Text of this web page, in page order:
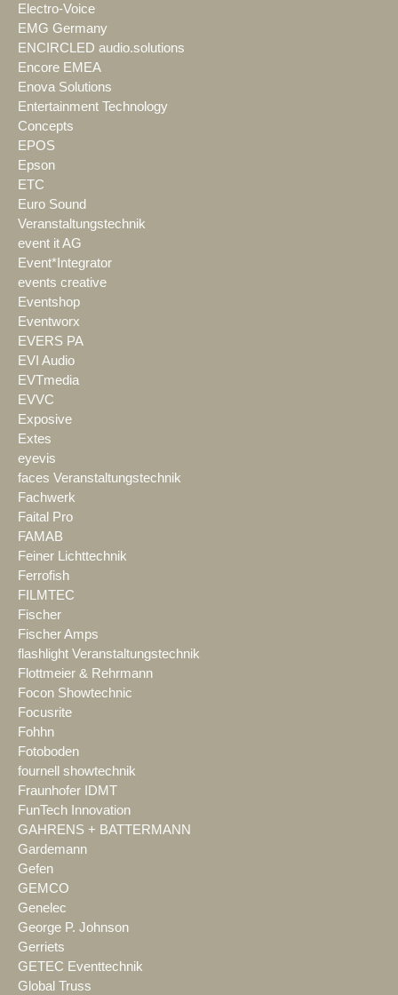
Electro-Voice
EMG Germany
ENCIRCLED audio.solutions
Encore EMEA
Enova Solutions
Entertainment Technology
Concepts
EPOS
Epson
ETC
Euro Sound
Veranstaltungstechnik
event it AG
Event*Integrator
events creative
Eventshop
Eventworx
EVERS PA
EVI Audio
EVTmedia
EVVC
Exposive
Extes
eyevis
faces Veranstaltungstechnik
Fachwerk
Faital Pro
FAMAB
Feiner Lichttechnik
Ferrofish
FILMTEC
Fischer
Fischer Amps
flashlight Veranstaltungstechnik
Flottmeier & Rehrmann
Focon Showtechnic
Focusrite
Fohhn
Fotoboden
fournell showtechnik
Fraunhofer IDMT
FunTech Innovation
GAHRENS + BATTERMANN
Gardemann
Gefen
GEMCO
Genelec
George P. Johnson
Gerriets
GETEC Eventtechnik
Global Truss